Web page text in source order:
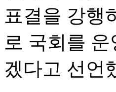
표결을 강행
로 국회를
겠다고 선언